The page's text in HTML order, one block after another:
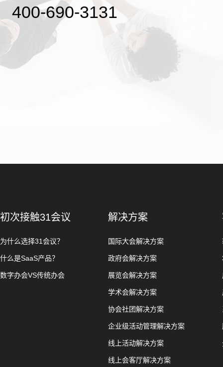
400-690-3131
初次接触31会议
为什么选择31会议？
什么是SaaS产品？
数字办会VS传统办会
解决方案
国际大会解决方案
政府会解决方案
展览会解决方案
学术会解决方案
协会社团解决方案
企业级活动管理解决方案
线上活动解决方案
线上会客厅解决方案